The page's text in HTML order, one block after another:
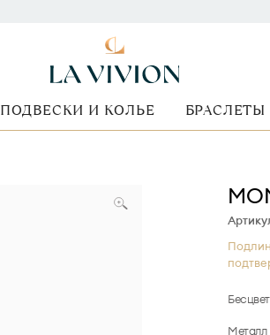
ПОДВЕСКИ И КОЛЬЕ БРАСЛЕТЫ
Металл